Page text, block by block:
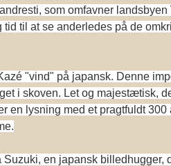
som omfavner
tid til at se anderledes på de
"vind" på japansk. Denne
i skoven. Let og majestætisk,
en lysning med et pragtfuldt
en japansk billedhugger,